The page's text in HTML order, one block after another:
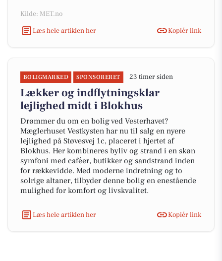
Kilde: MET.no
Læs hele artiklen her
Kopiér link
BOLIGMARKED SPONSORERET 23 timer siden
Lækker og indflytningsklar
lejlighed midt i Blokhus
Drømmer du om en bolig ved Vesterhavet?
Mæglerhuset Vestkysten har nu til salg en nyere
lejlighed på Støvesvej 1c, placeret i hjertet af
Blokhus. Her kombineres byliv og strand i en skøn
symfoni med caféer, butikker og sandstrand inden
for rækkevidde. Med moderne indretning og to
solrige altaner, tilbyder denne bolig en enestående
mulighed for komfort og livskvalitet.
Læs hele artiklen her Kopiér link